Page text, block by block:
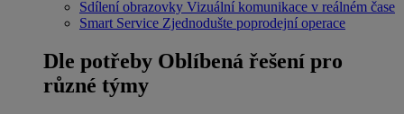
Sdílení obrazovky Vizuální komunikace v reálném čase
Smart Service Zjednodušte poprodejní operace
Dle potřeby Oblíbená řešení pro
různé týmy